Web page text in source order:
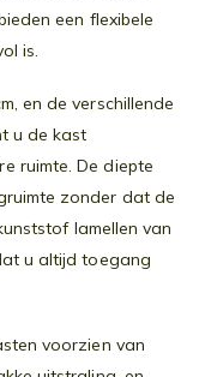
een flexibele
is.
en de verschillende
u de kast
ruimte. De diepte
zonder dat de
lamellen van
u altijd toegang
voorzien van